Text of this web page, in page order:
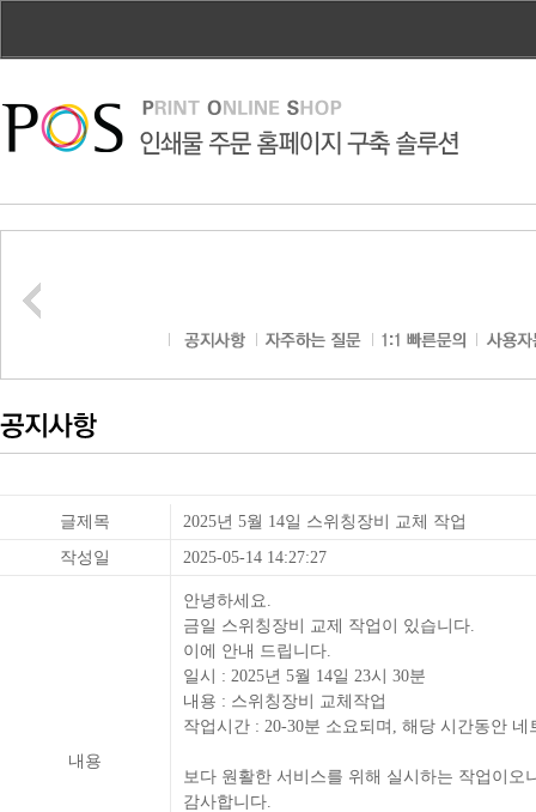
글제목
2025년 5월 14일 스위칭장비 교체 작업
작성일
2025-05-14 14:27:27
내용
안녕하세요.
금일 스위칭장비 교제 작업이 있습니다.
이에 안내 드립니다.
일시 : 2025년 5월 14일 23시 30분
내용 : 스위칭장비 교체작업
작업시간 : 20-30분 소요되며, 해당 시간동안 네
보다 원활한 서비스를 위해 실시하는 작업이오
감사합니다.